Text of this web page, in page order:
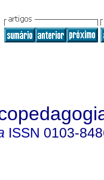
ISSN 0103-